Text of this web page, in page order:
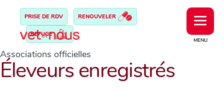
MENU
PRISE DE RDV RENOUVELER
REFUGE
Associations officielles
Éleveurs enregistrés